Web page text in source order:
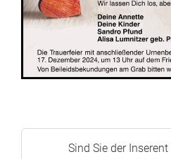
Sind Sie der